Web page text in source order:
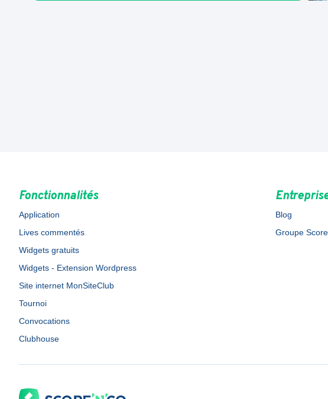
Fonctionnalités
Application
Lives commentés
Widgets gratuits
Widgets - Extension Wordpress
Site internet MonSiteClub
Tournoi
Convocations
Clubhouse
Blog
Groupe